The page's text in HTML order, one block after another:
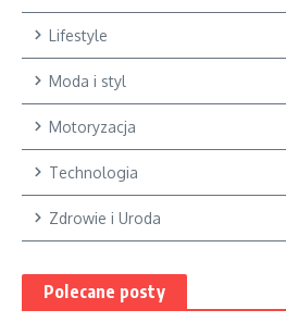
Lifestyle
Moda i styl
Motoryzacja
Technologia
Zdrowie i Uroda
Polecane posty